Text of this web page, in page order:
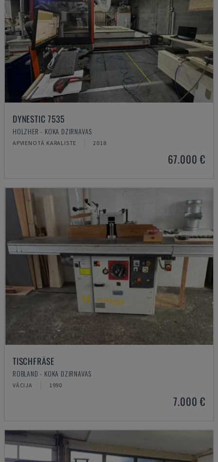
DYNESTIC 7535
HOLZHER - KOKA DZIRNAVAS
APVIENOTĀ KARALISTE 2018
67.000 €
TISCHFRÄSE
ROBLAND - KOKA DZIRNAVAS
VĀCIJA 1990
7.000 €